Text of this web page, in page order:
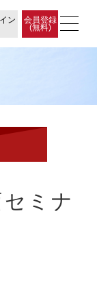
ン
会員登録
(無料)
セミナ